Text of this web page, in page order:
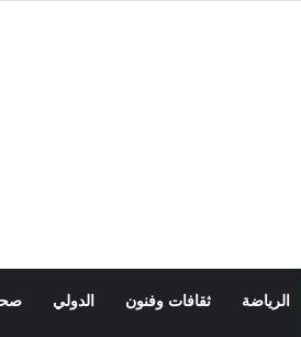
الرياضة ثقافات وفنون الدولي